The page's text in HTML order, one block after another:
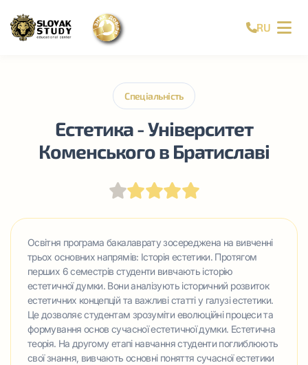
RU
Спеціальність
Естетика - Університет
Коменського в Братиславі
Освітня програма бакалаврату зосереджена на вивченні
трьох основних напрямів: Історія естетики. Протягом
перших 6 семестрів студенти вивчають історію
естетичної думки. Вони аналізують історичний розвиток
естетичних концепцій та важливі статті у галузі естетики.
Це дозволяє студентам зрозуміти еволюційні процеси та
формування основ сучасної естетичної думки. Естетична
теорія. На другому етапі навчання студенти поглиблюють
свої знання, вивчають основні поняття сучасної естетики